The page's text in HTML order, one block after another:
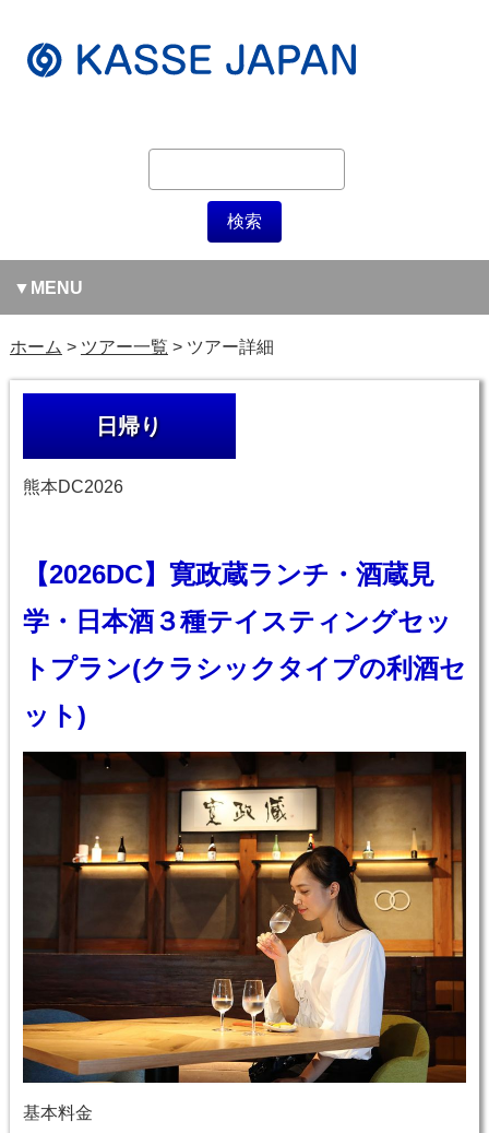
MENU
ホーム ツアー一覧 ツアー詳細
日帰り
熊本DC2026
【2026DC】寛政蔵ランチ・酒蔵見
学・日本酒３種テイスティングセッ
トプラン(クラシックタイプの利酒セ
ット)
基本料金